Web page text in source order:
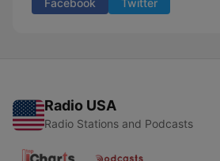
Facebook Twitter
Radio USA
Radio Stations and Podcasts